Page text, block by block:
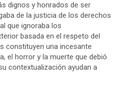
dignos y honrados de ser
de la justicia de los derechos
que ignoraba los
basada en el respeto del
constituyen una incesante
el horror y la muerte que debió
contextualización ayudan a